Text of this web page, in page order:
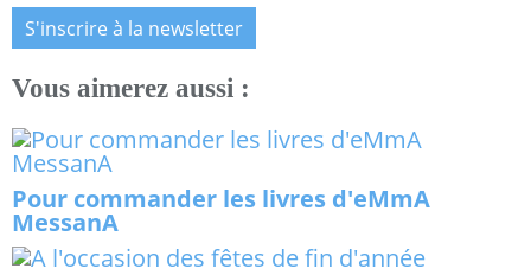
S'inscrire à la newsletter
Vous aimerez aussi :
Pour commander les livres d'eMmA
MessanA